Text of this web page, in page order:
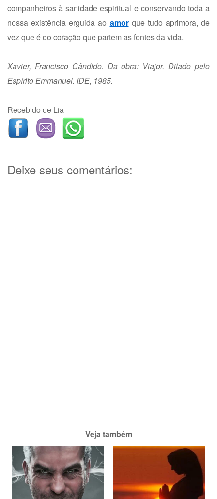
companheiros à sanidade espiritual e conservando toda a
nossa existência erguida ao amorque tudo aprimora, de
vez que é do coração que partem as fontes da vida.
Xavier, Francisco Cândido. Da obra: Viajor. Ditado pelo
Espírito Emmanuel. IDE, 1985.
Recebido de Lia
Deixe seus comentários:
Veja também